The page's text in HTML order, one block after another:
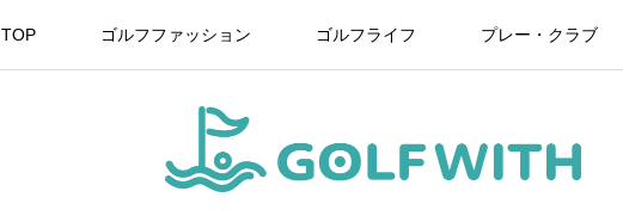
TOP ゴルフファッション ゴルフライフ プレー・クラブ